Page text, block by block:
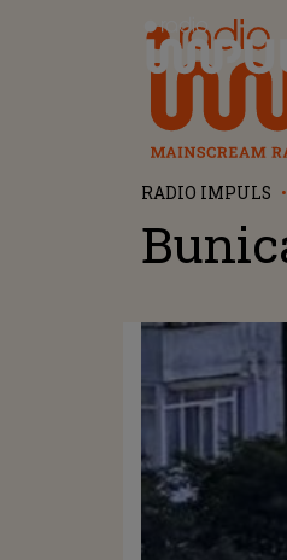
Radio Impuls
RADIO IMPULS